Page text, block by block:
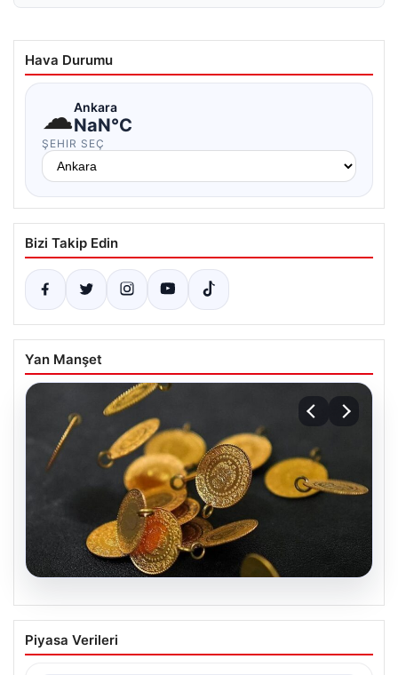
Hava Durumu
☁Ankara
NaN°C
ŞEHIR SEÇ
Bizi Takip Edin
Yan Manşet
05.08.2026
13 Nisan 2026 Altın Fiyatları Güncel
Durum ve Analizler
Piyasa Verileri